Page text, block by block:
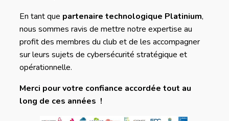
En tant que partenaire technologique Platinium,
nous sommes ravis de mettre notre expertise au
profit des membres du club et de les accompagner
sur leurs sujets de cybersécurité stratégique et
opérationnelle.
Merci pour votre confiance accordée tout au
long de ces années !